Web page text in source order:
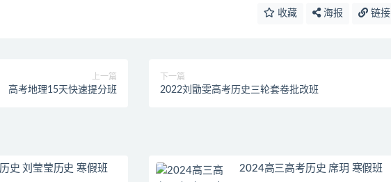
收藏 海报 链接
上一篇
高考地理15天快速提分班
下一篇
2022刘勖雯高考历史三轮套卷批改班
史 刘莹莹历史 寒假班 2024高三高考历史 席玥 寒假班